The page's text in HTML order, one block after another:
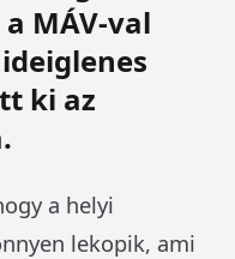
MÁV-val
ki az
a helyi
lekopik, ami